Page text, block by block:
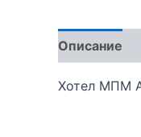
Описание
Хотел МПМ